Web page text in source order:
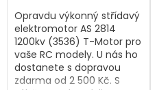
Opravdu výkonný střídavý
elektromotor AS 2814
1200kv (3536) T-Motor pro
vaše RC modely. U nás ho
dostanete s dopravou
zdarma od 2 500 Kč. S